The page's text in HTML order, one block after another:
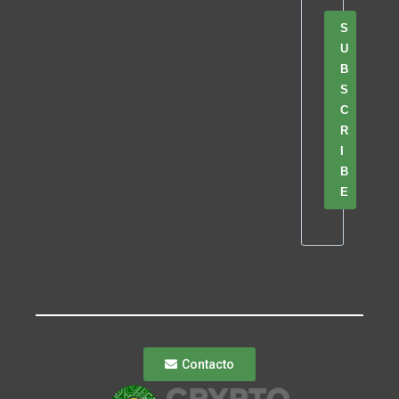
S
U
B
S
C
R
B
E
Contacto